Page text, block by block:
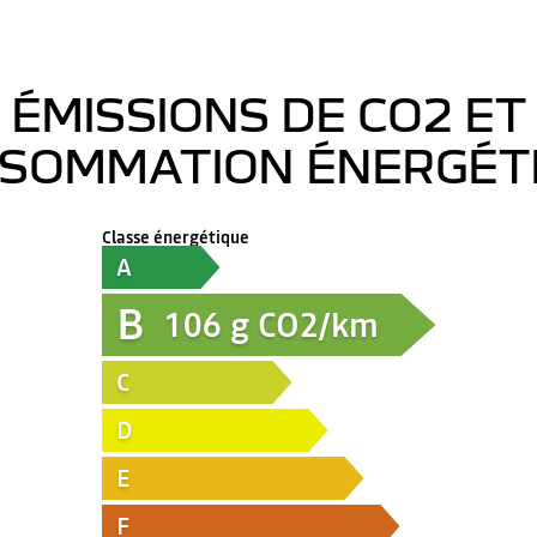
ÉMISSIONS DE CO2 ET
Classe énergétique
A
B 106 g CO2/km
C
D
E
F